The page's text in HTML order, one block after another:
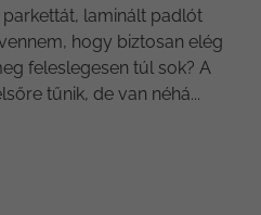
laminált padlót
hogy biztosan elég
feleslegesen túl sok? A
tűnik, de van néhá...